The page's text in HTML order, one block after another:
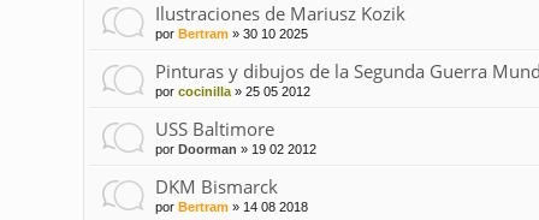
Ilustraciones de Mariusz Kozik
por Bertram» 30 10 2025
Pinturas y dibujos de la Segunda Guerra
por cocinilla» 25 05 2012
USS Baltimore
por Doorman » 19 02 2012
DKM Bismarck
por Bertram» 14 08 2018